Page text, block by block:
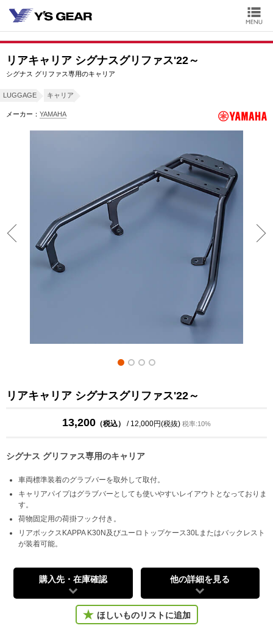
リアキャリア シグナスグリファス'22～
シグナス グリファス専用のキャリア
LUGGAGE キャリア
メーカー： YAMAHA
リアキャリア シグナスグリファス'22～
13,200 （税込） / 12,000円(税抜) 税率:10%
シグナス グリファス専用のキャリア
車両標準装着のグラブバーを取外して取付。
キャリアパイプはグラブバーとしても使いやすいレイアウトとなっておりま
す。
荷物固定用の荷掛フック付き。
リアボックスKAPPA K30N及びユーロトップケース30Lまたはバックレスト
が装着可能。
購入先・在庫確認 他の詳細を見る
ほしいものリストに追加